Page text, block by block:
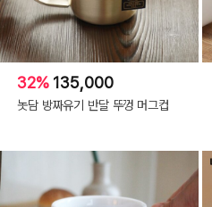
32% 135,000
놋담 방짜유기 반달 뚜껑 머그컵